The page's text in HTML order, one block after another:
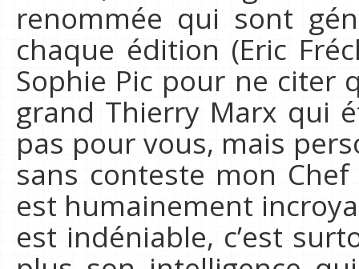
renommée qui sont
chaque édition (Eric
Sophie Pic pour ne citer
grand Thierry Marx qui
pas pour vous, mais
sans conteste mon
est humainement
est indéniable, c’est